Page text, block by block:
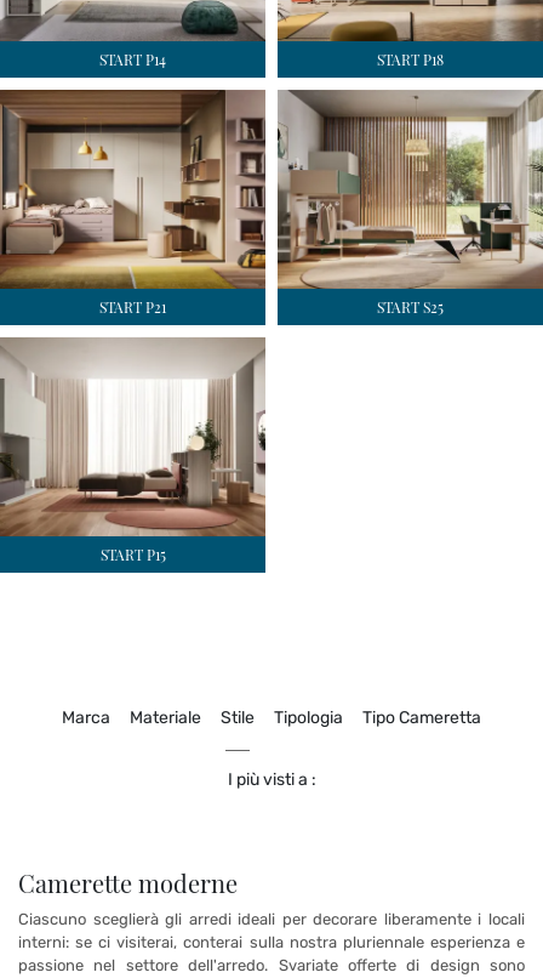
START P14 START P18
START P21 START S25
START P15
Marca Materiale Stile Tipologia Tipo Cameretta
I più visti a :
Camerette moderne
Ciascuno sceglierà gli arredi ideali per decorare liberamente i locali
interni: se ci visiterai, conterai sulla nostra pluriennale esperienza e
passione nel settore dell'arredo. Svariate offerte di design sono